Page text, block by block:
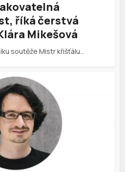
říká čerstvá
Mikešová
soutěže Mistr křišťálu…